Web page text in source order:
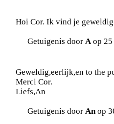
Hoi Cor. Ik vind je
Getuigenis door Aop 25
Geweldig,eerlijk,en to the
Merci Cor.
Liefs,An
Getuigenis door Anop